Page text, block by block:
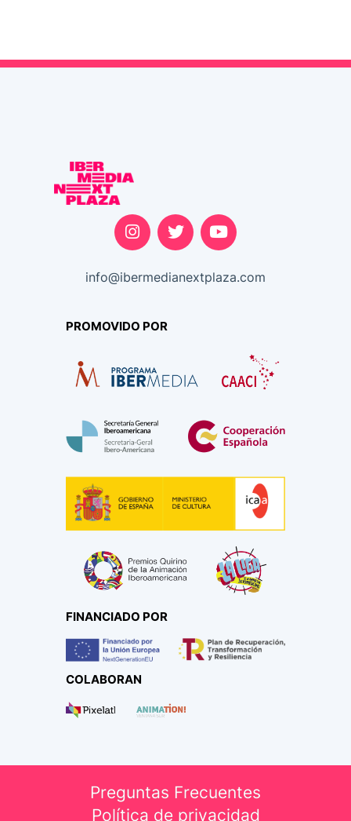
info@ibermedianextplaza.com
PROMOVIDO POR
FINANCIADO POR
COLABORAN
Preguntas Frecuentes
Política de privacidad